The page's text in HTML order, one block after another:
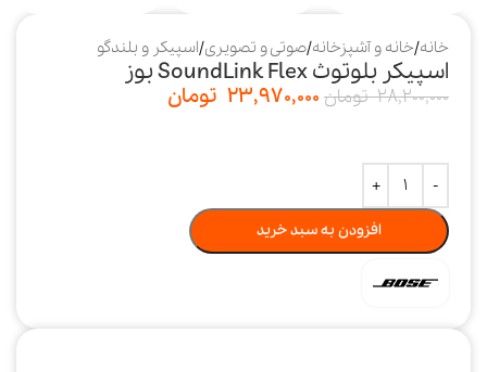
خانه/خانه و آشپزخانه/صوتی و تصویری/اسپیکر و بلندگو
اسپیکر بلوتوث SoundLink Flex بوز
28,200,000 تومان 23,970,000 تومان
افزودن به سبد خرید